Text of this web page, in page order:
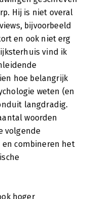
Hij is niet overal
bijvoorbeeld
en ook niet erg
vind ik
hoe belangrijk
weten (en
langdradig.
woorden
volgende
combineren het
hoger